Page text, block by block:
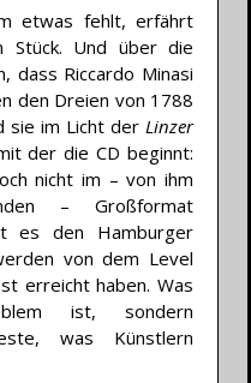
etwas fehlt, erfährt
Und über die
dass Riccardo Minasi
den Dreien von 1788
sie im Licht der Linzer
der die CD beginnt:
nicht im – von ihm
– Großformat
es den Hamburger
von dem Level
erreicht haben. Was
ist, sondern
was Künstlern